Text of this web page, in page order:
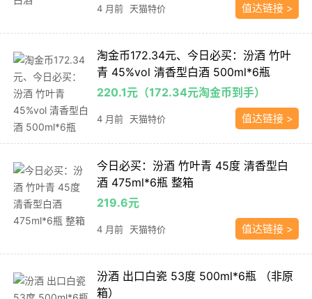
4 月前 天猫特价 值达链接 >
淘金币172.34元、今日必买：汾酒 竹叶
青 45%vol 清香型白酒 500ml*6瓶
220.1元（172.34元淘金币到手）
4 月前 天猫特价 值达链接 >
今日必买：汾酒 竹叶青 45度 清香型白
酒 475ml*6瓶 整箱
219.6元
4 月前 天猫特价 值达链接 >
汾酒 出口白瓷 53度 500ml*6瓶 （非原
箱）